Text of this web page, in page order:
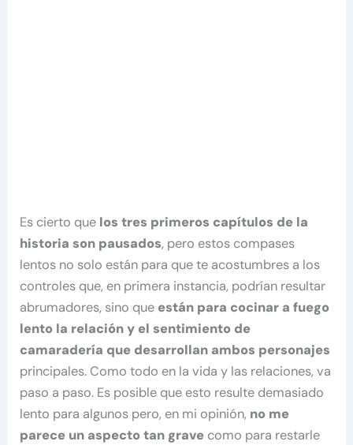
Es cierto que los tres primeros capítulos de la
historia son pausados, pero estos compases
lentos no solo están para que te acostumbres a los
controles que, en primera instancia, podrían resultar
abrumadores, sino que están para cocinar a fuego
lento la relación y el sentimiento de
camaradería que desarrollan ambos personajes
principales. Como todo en la vida y las relaciones, va
paso a paso. Es posible que esto resulte demasiado
lento para algunos pero, en mi opinión, no me
parece un aspecto tan grave como para restarle